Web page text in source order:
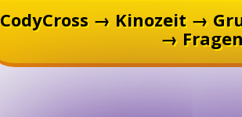
CodyCross → Kinozeit →
→